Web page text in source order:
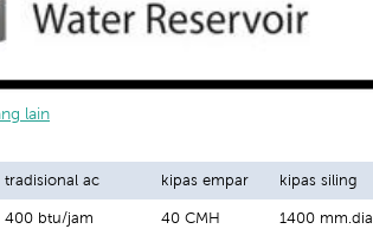
lain
tradisional ac kipas empar kipas siling
400 btu/jam 40 CMH 1400 mm.dia